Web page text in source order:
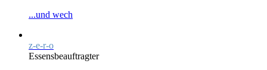
...und wech
z-e-r-o
Essensbeauftragter